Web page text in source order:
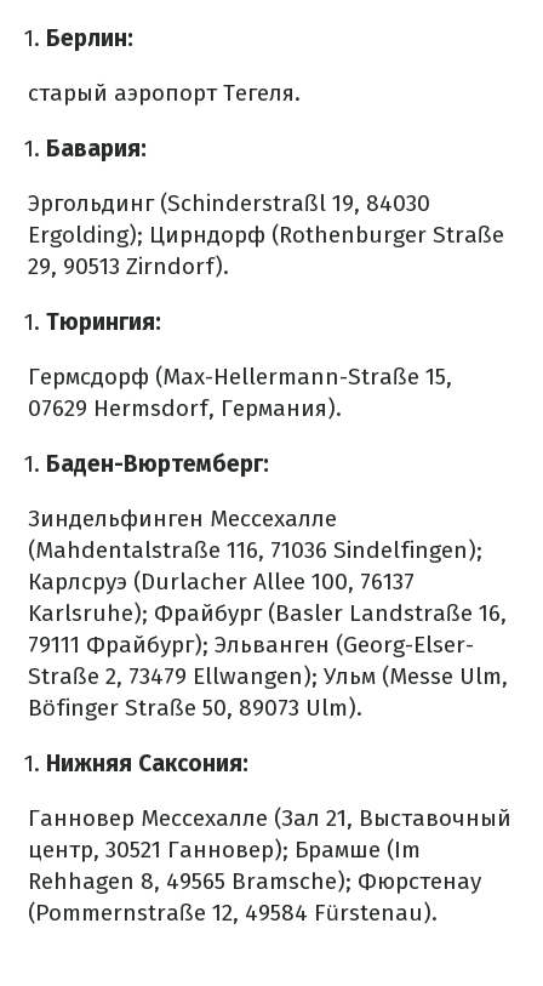
Берлин:
старый аэропорт Тегеля.
Бавария:
Эргольдинг (Schinderstraßl 19, 84030
Ergolding); Цирндорф (Rothenburger Straße
29, 90513 Zirndorf).
Тюрингия:
Гермсдорф (Max-Hellermann-Straße 15,
07629 Hermsdorf, Германия).
Баден-Вюртемберг:
Зиндельфинген Мессехалле
(Mahdentalstraße 116, 71036 Sindelfingen);
Карлсруэ (Durlacher Allee 100, 76137
Karlsruhe); Фрайбург (Basler Landstraße 16,
79111 Фрайбург); Эльванген (Georg-Elser-
Straße 2, 73479 Ellwangen); Ульм (Messe Ulm,
Böfinger Straße 50, 89073 Ulm).
Нижняя Саксония:
Ганновер Мессехалле (Зал 21, Выставочный
центр, 30521 Ганновер); Брамше (Im
Rehhagen 8, 49565 Bramsche); Фюрстенау
(Pommernstraße 12, 49584 Fürstenau).